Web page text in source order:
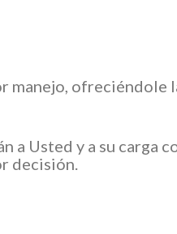
manejo,
a Usted y a su carga
decisión.